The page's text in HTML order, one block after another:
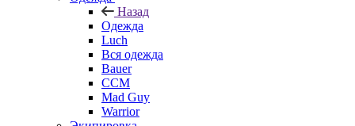
Назад
Одежда
Luch
Вся одежда
Bauer
CCM
Mad Guy
Warrior